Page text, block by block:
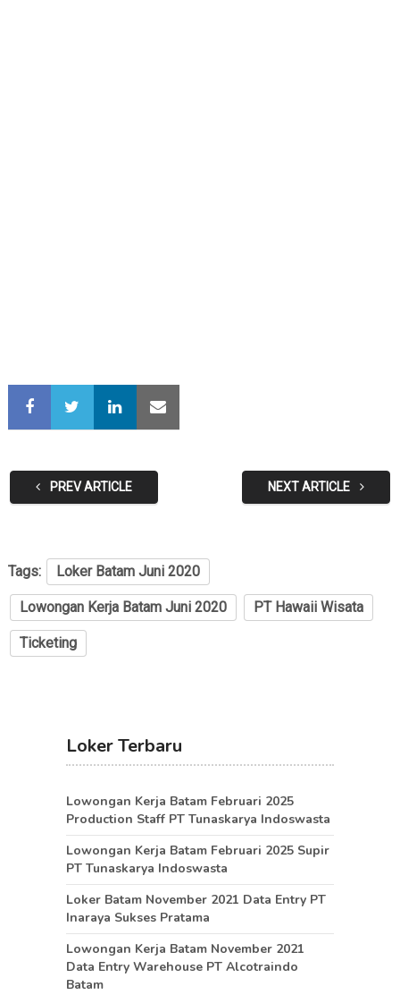
PREV ARTICLE NEXT ARTICLE
Tags: Loker Batam Juni 2020
Lowongan Kerja Batam Juni 2020 PT Hawaii Wisata
Ticketing
Loker Terbaru
Lowongan Kerja Batam Februari 2025
Production Staff PT Tunaskarya Indoswasta
Lowongan Kerja Batam Februari 2025 Supir
PT Tunaskarya Indoswasta
Loker Batam November 2021 Data Entry PT
Inaraya Sukses Pratama
Lowongan Kerja Batam November 2021
Data Entry Warehouse PT Alcotraindo
Batam